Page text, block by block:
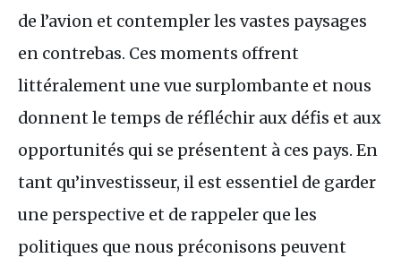
de l’avion et contempler les vastes paysages
en contrebas. Ces moments offrent
littéralement une vue surplombante et nous
donnent le temps de réfléchir aux défis et aux
opportunités qui se présentent à ces pays. En
tant qu’investisseur, il est essentiel de garder
une perspective et de rappeler que les
politiques que nous préconisons peuvent